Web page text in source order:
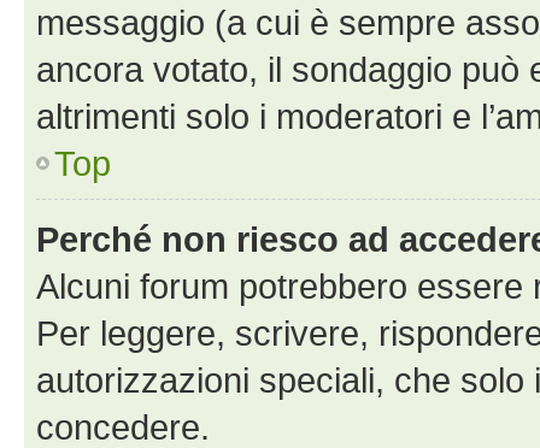
messaggio (a cui è sempre
ancora votato, il sondaggio può
altrimenti solo i moderatori e
Top
Perché non riesco ad
Alcuni forum potrebbero
Per leggere, scrivere,
autorizzazioni speciali, che solo
concedere.